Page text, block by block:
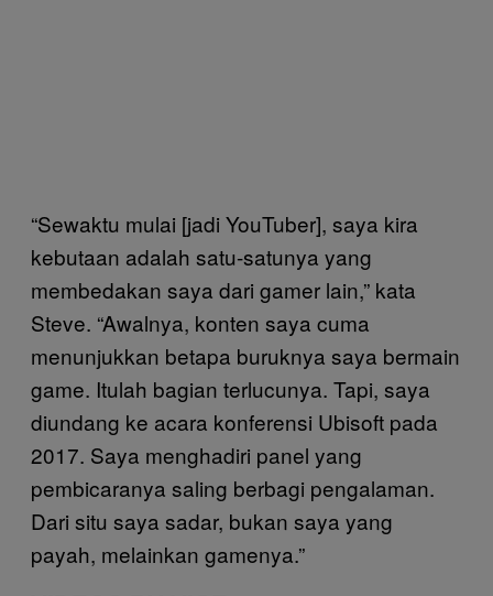
“Sewaktu mulai [jadi YouTuber], saya kira
kebutaan adalah satu-satunya yang
membedakan saya dari gamer lain,” kata
Steve. “Awalnya, konten saya cuma
menunjukkan betapa buruknya saya bermain
game. Itulah bagian terlucunya. Tapi, saya
diundang ke acara konferensi Ubisoft pada
2017. Saya menghadiri panel yang
pembicaranya saling berbagi pengalaman.
Dari situ saya sadar, bukan saya yang
payah, melainkan gamenya.”